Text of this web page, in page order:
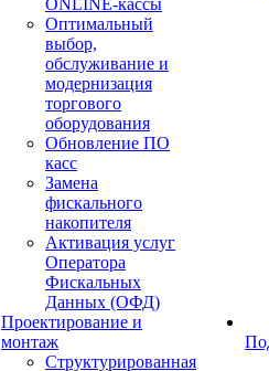
ONLINE-кассы
Оптимальный
выбор,
обслуживание и
модернизация
торгового
оборудования
Обновление ПО
касс
Замена
фискального
накопителя
Активация услуг
Оператора
Фискальных
Данных (ОФД)
Проектирование и
монтаж
Структурированная